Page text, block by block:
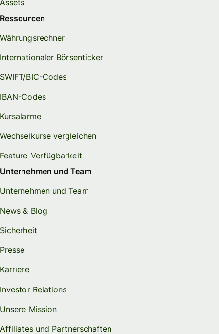
Assets
Ressourcen
Währungsrechner
Internationaler Börsenticker
SWIFT/BIC-Codes
IBAN-Codes
Kursalarme
Wechselkurse vergleichen
Feature-Verfügbarkeit
Unternehmen und Team
Unternehmen und Team
News & Blog
Sicherheit
Presse
Karriere
Investor Relations
Unsere Mission
Affiliates und Partnerschaften